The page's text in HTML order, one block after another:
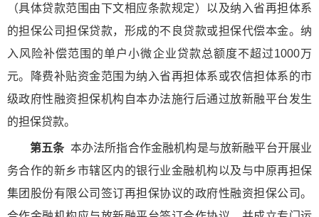
（具体贷款范围由下文相应条款规定）以及纳入省再担体系
的担保公司担保贷款，形成的不良贷款或担保代偿本金。纳
入风险补偿范围的单户小微企业贷款总额度不超过1000万
元。降费补贴资金范围为纳入省再担体系或农信担体系的市
级政府性融资担保机构自本办法施行后通过放新融平台发生
的担保贷款。
第五条本办法所指合作金融机构是与放新融平台开展业
务合作的新乡市辖区内的银行业金融机构以及与中原再担保
集团股份有限公司签订再担保协议的政府性融资担保公司。